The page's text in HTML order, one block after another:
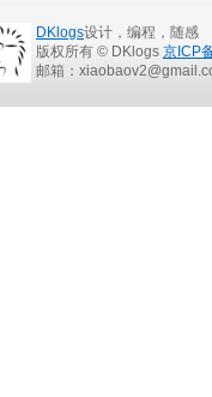
DKlogs设计，编程，随感
版权所有 © DKlogs 京ICP
邮箱：